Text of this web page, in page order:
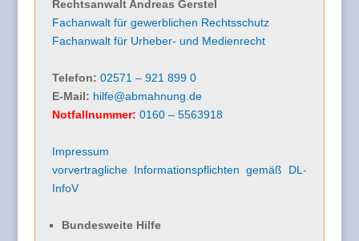
Rechtsanwalt Andreas Gerstel
Fachanwalt für gewerblichen Rechtsschutz
Fachanwalt für Urheber- und Medienrecht
Telefon: 02571 – 921 899 0
E-Mail: hilfe@abmahnung.de
Notfallnummer: 0160 – 5563918
Impressum
vorvertragliche Informationspflichten gemäß DL-
InfoV
Bundesweite Hilfe